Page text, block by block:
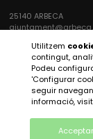
25140 ARBECA
XARXES SOCIALS
XARXES SOCIALS
Utilitzem
contingut,
Podeu
'Configurar
seguir
informació,